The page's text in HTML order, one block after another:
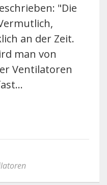
"Die
an der Zeit.
man von
Ventilatoren